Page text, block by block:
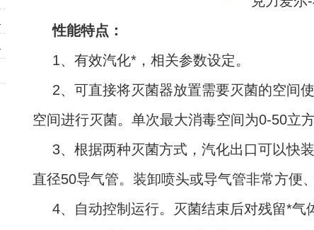
性能特点：
1、有效汽化*，相关参数设定。
2、可直接将灭菌器放置需要灭菌的空间
空间进行灭菌。单次最大消毒空间为0-50立方
3、根据两种灭菌方式，汽化出口可以快
直径50导气管。装卸喷头或导气管非常方便、
4、自动控制运行。灭菌结束后对残留*气